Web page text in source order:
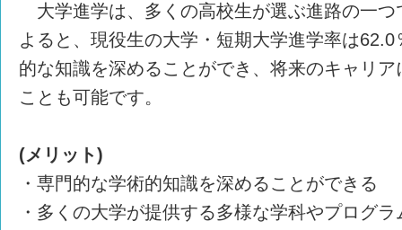
大学進学は、多くの高校生が選ぶ進路の一つ
よると、現役生の大学・短期大学進学率は
的な知識を深めることができ、将来のキャリ
ことも可能です。
(メリット)
・専門的な学術的知識を深めることができる
・多くの大学が提供する多様な学科やプログラ